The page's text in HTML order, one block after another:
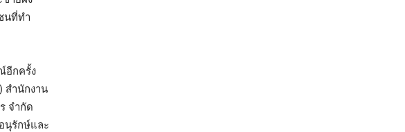
นที่ทำ
อีกครั้ง
สำนักงาน
จำกัด
นุรักษ์และ